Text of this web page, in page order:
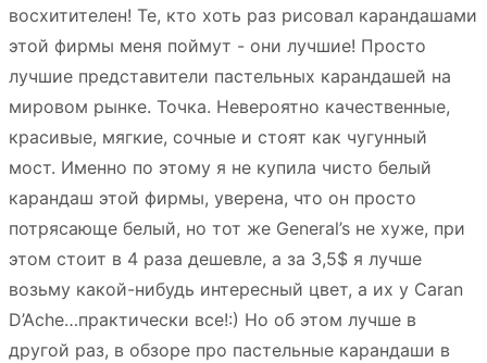
восхитителен! Те, кто хоть раз рисовал карандашами
этой фирмы меня поймут - они лучшие! Просто
лучшие представители пастельных карандашей на
мировом рынке. Точка. Невероятно качественные,
красивые, мягкие, сочные и стоят как чугунный
мост. Именно по этому я не купила чисто белый
карандаш этой фирмы, уверена, что он просто
потрясающе белый, но тот же General’s не хуже, при
этом стоит в 4 раза дешевле, а за 3,5$ я лучше
возьму какой-нибудь интересный цвет, а их у Caran
D’Ache…практически все!:) Но об этом лучше в
другой раз, в обзоре про пастельные карандаши в